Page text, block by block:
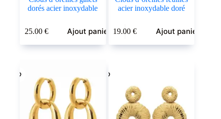
dorés acier inoxydable
25.00 € Ajout panier
acier inoxydable doré
19.00€ Ajout panier